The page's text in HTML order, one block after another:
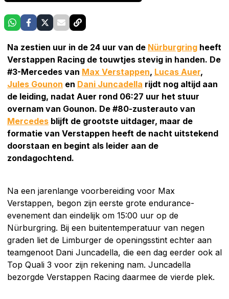
Na zestien uur in de 24 uur van de Nürburgring heeft
Verstappen Racing de touwtjes stevig in handen. De
#3-Mercedes van Max Verstappen, Lucas Auer,
Jules Gounon en Dani Juncadella rijdt nog altijd aan
de leiding, nadat Auer rond 06:27 uur het stuur
overnam van Gounon. De #80-zusterauto van
Mercedes blijft de grootste uitdager, maar de
formatie van Verstappen heeft de nacht uitstekend
doorstaan en begint als leider aan de
zondagochtend.
Na een jarenlange voorbereiding voor Max
Verstappen, begon zijn eerste grote endurance-
evenement dan eindelijk om 15:00 uur op de
Nürburgring. Bij een buitentemperatuur van negen
graden liet de Limburger de openingsstint echter aan
teamgenoot Dani Juncadella, die een dag eerder ook al
Top Quali 3 voor zijn rekening nam. Juncadella
bezorgde Verstappen Racing daarmee de vierde plek.